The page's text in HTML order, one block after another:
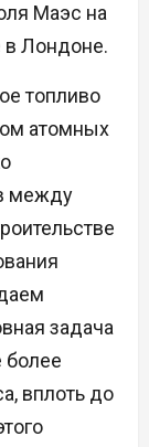
Маэс на
Лондоне.
топливо
атомных
между
задача
более
вплоть до